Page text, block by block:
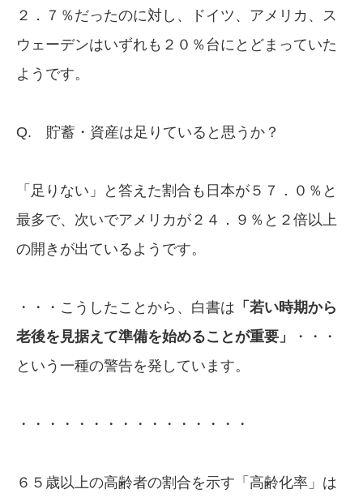
２．７％だったのに対し、ドイツ、アメリカ、ス
ウェーデンはいずれも２０％台にとどまっていた
ようです。
Q. 貯蓄・資産は足りていると思うか？
「足りない」と答えた割合も日本が５７．０％と
最多で、次いでアメリカが２４．９％と２倍以上
の開きが出ているようです。
・・・こうしたことから、白書は 「若い時期から
老後を見据えて準備を始めることが重要」
・・・
という一種の警告を発しています。
・・・・・・・・・・・・・・・・
６５歳以上の高齢者の割合を示す「高齢化率」は